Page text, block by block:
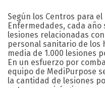
Según los Centros para
Enfermedades, cada año
lesiones relacionadas
personal sanitario de los
media de 1.000 lesiones
En un esfuerzo por
equipo de MediPurpose
la cantidad de lesiones